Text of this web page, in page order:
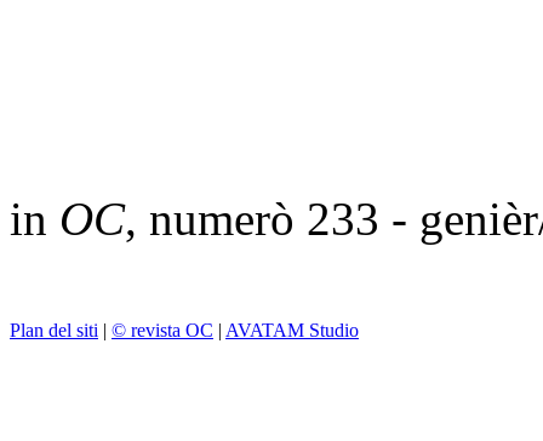
in OC, numerò 233 -
Plan del siti | © revista OC | AVATAM Studio